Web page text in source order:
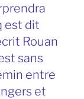
est dit
Rouan
sans
entre
et